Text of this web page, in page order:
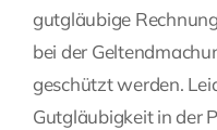
gutgläubige
bei der
geschützt werden.
Gutgläubigkeit in der